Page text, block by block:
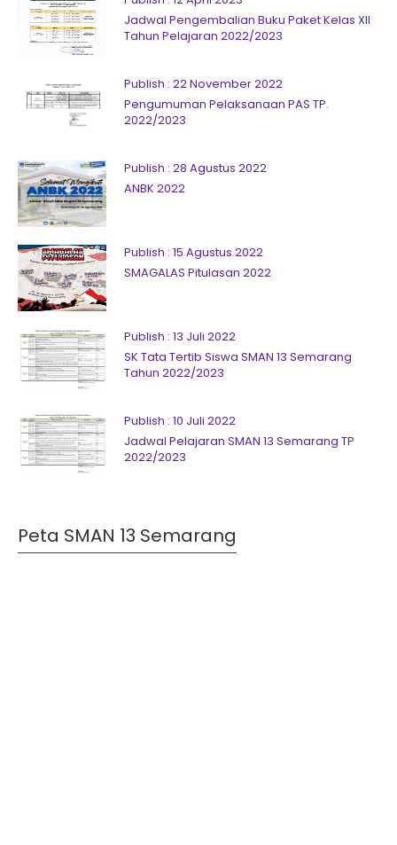
Jadwal Pengembalian Buku Paket Kelas XII
Tahun Pelajaran 2022/2023
Publish : 22 November 2022
Pengumuman Pelaksanaan PAS TP.
2022/2023
Publish : 28 Agustus 2022
ANBK 2022
Publish : 15 Agustus 2022
SMAGALAS Pitulasan 2022
Publish : 13 Juli 2022
SK Tata Tertib Siswa SMAN 13 Semarang
Tahun 2022/2023
Publish : 10 Juli 2022
Jadwal Pelajaran SMAN 13 Semarang TP
2022/2023
Peta SMAN 13 Semarang